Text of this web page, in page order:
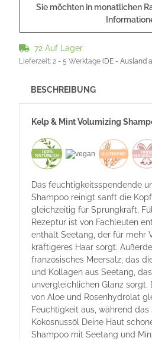
Sie möchten in monatlichen
72 Auf Lager
Lieferzeit: 2 - 5 Werktage (DE - Ausland
BESCHREIBUNG
Kelp & Mint Volumizing
Das feuchtigkeitsspendende
Shampoo reinigt sanft die
gleichzeitig für Sprungkraft,
Rezeptur ist von Fachleuten
enthält Seetang, der für mehr
kräftigeres Haar sorgt.
französisches Meersalz, das
und Kollagen aus Seetang,
unvergleichlichen Glanz sorgt.
von Aloe und Rosenhydrolat
Feuchtigkeit aus, während
Kokosnussöl Deine Haut
Shampoo mit Seetang und